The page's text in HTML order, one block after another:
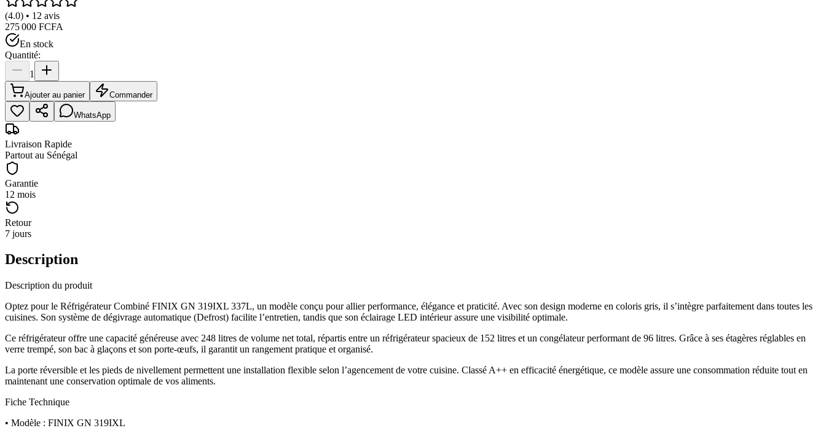
(4.0) • 12 avis
275 000 FCFA
En stock
Quantité:
1
Ajouter au panier Commander
WhatsApp
Livraison Rapide
Partout au Sénégal
Garantie
12 mois
Retour
7 jours
Description
Description du produit
Optez pour le Réfrigérateur Combiné FINIX GN 319IXL 337L, un modèle conçu pour allier performance, élégance et praticité. Avec son design moderne en coloris gris, il s’intègre parfaitement dans toutes les
cuisines. Son système de dégivrage automatique (Defrost) facilite l’entretien, tandis que son éclairage LED intérieur assure une visibilité optimale.
Ce réfrigérateur offre une capacité généreuse avec 248 litres de volume net total, répartis entre un réfrigérateur spacieux de 152 litres et un congélateur performant de 96 litres. Grâce à ses étagères réglables en
verre trempé, son bac à glaçons et son porte-œufs, il garantit un rangement pratique et organisé.
La porte réversible et les pieds de nivellement permettent une installation flexible selon l’agencement de votre cuisine. Classé A++ en efficacité énergétique, ce modèle assure une consommation réduite tout en
maintenant une conservation optimale de vos aliments.
Fiche Technique
• Modèle : FINIX GN 319IXL